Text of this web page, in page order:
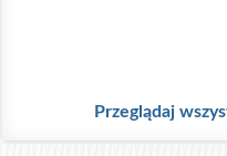
Przeglądaj